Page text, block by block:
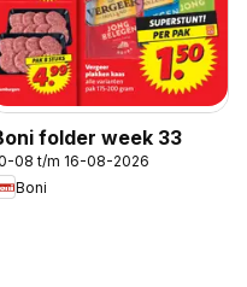
folder week 33
08 t/m 16-08-2026
Boni